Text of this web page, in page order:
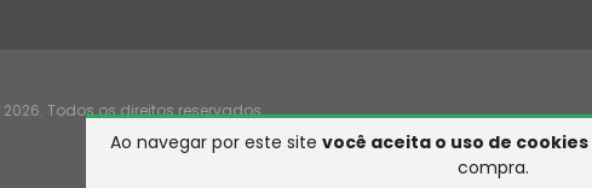
Ao navegar por este site você aceita o uso de cookies
compra.
Todos os direitos reservados.